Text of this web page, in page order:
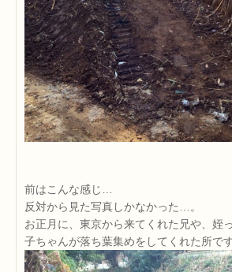
前はこんな感じ…
反対から見た写真しかなかった…。
お正月に、東京から来てくれた兄や、姪
子ちゃんが落ち葉集めをしてくれた所で